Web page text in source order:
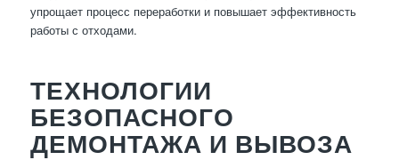
упрощает процесс переработки и повышает эффективность
работы с отходами.
ТЕХНОЛОГИИ
БЕЗОПАСНОГО
ДЕМОНТАЖА И ВЫВОЗА